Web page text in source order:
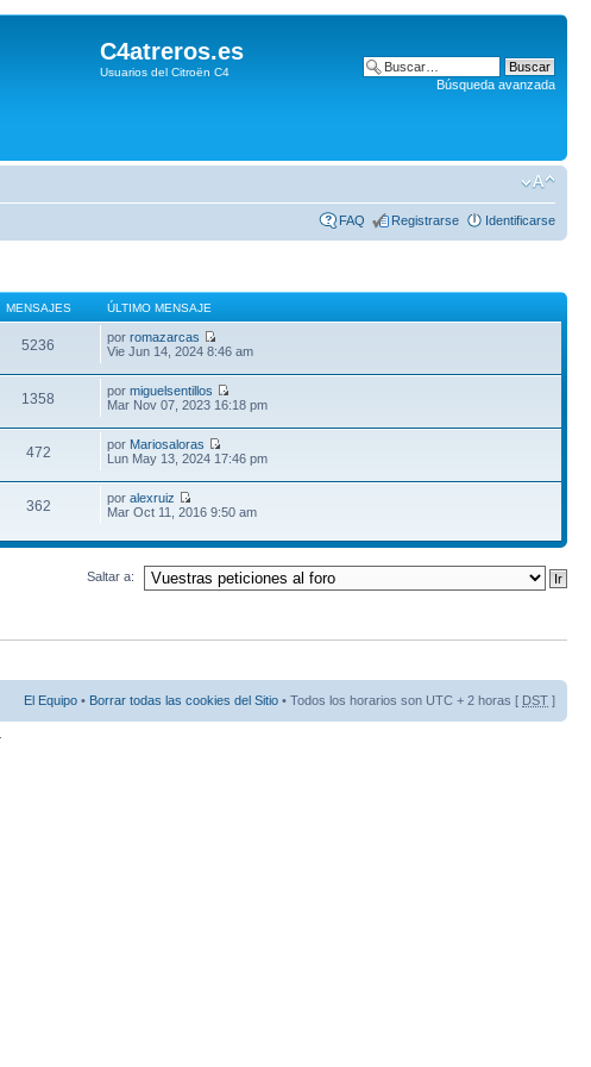
Búsqueda avanzada
C4atreros.es
Usuarios del Citroën C4
FAQ Registrarse Identificarse
MENSAJES ÚLTIMO MENSAJE
5236 porromazarcas
Vie Jun 14, 2024 8:46 am
1358 pormiguelsentillos
Mar Nov 07, 2023 16:18 pm
472 por Mariosaloras
Lun May 13, 2024 17:46 pm
362 poralexruiz
Mar Oct 11, 2016 9:50 am
Saltar a:
El Equipo • Borrar todas las cookies del Sitio • Todos los horarios son UTC + 2 horas [ DST ]